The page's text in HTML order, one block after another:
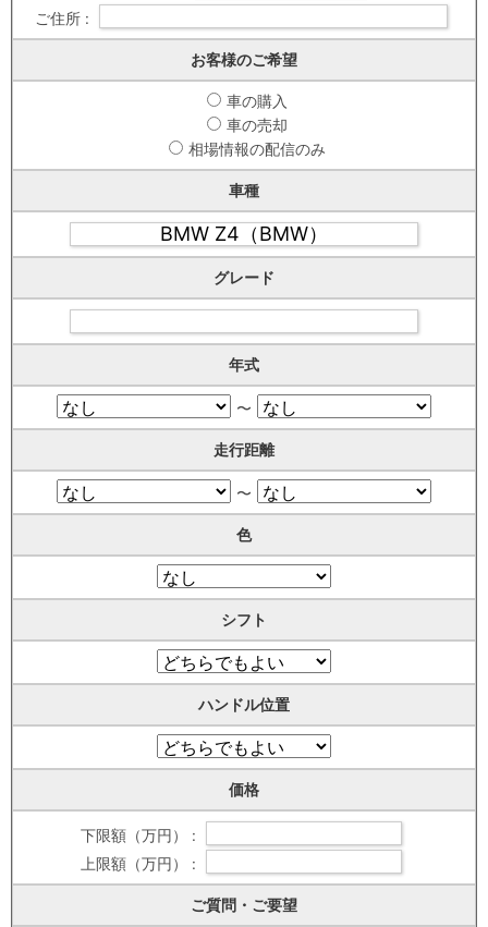
ご住所 :
お客様のご希望
車の購入
車の売却
相場情報の配信のみ
車種
グレード
年式
〜
走行距離
〜
色
シフト
ハンドル位置
価格
下限額（万円） :
上限額（万円） :
ご質問・ご要望